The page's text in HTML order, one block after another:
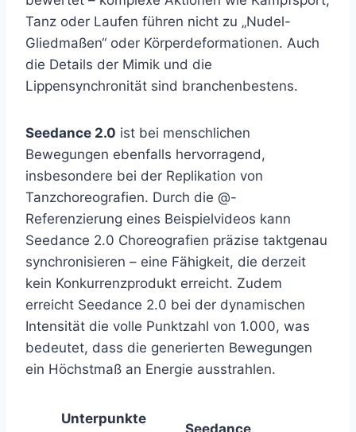
Tanz oder Laufen führen nicht zu „Nudel-
Gliedmaßen“ oder Körperdeformationen. Auch
die Details der Mimik und die
Lippensynchronität sind branchenbestens.
Seedance 2.0 ist bei menschlichen
Bewegungen ebenfalls hervorragend,
insbesondere bei der Replikation von
Tanzchoreografien. Durch die @-
Referenzierung eines Beispielvideos kann
Seedance 2.0 Choreografien präzise taktgenau
synchronisieren – eine Fähigkeit, die derzeit
kein Konkurrenzprodukt erreicht. Zudem
erreicht Seedance 2.0 bei der dynamischen
Intensität die volle Punktzahl von 1.000, was
bedeutet, dass die generierten Bewegungen
ein Höchstmaß an Energie ausstrahlen.
Unterpunkte